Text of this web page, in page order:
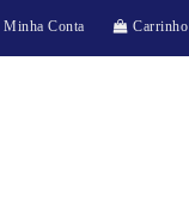
Minha Conta Carrinho